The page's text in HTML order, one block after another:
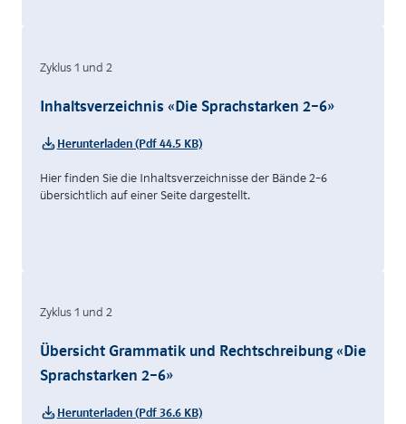
Zyklus 1 und 2
Inhaltsverzeichnis «Die Sprachstarken 2–6»
Herunterladen (Pdf 44.5 KB)
Hier finden Sie die Inhaltsverzeichnisse der Bände 2–6
übersichtlich auf einer Seite dargestellt.
Zyklus 1 und 2
Übersicht Grammatik und Rechtschreibung «Die
Sprachstarken 2–6»
Herunterladen (Pdf 36.6 KB)